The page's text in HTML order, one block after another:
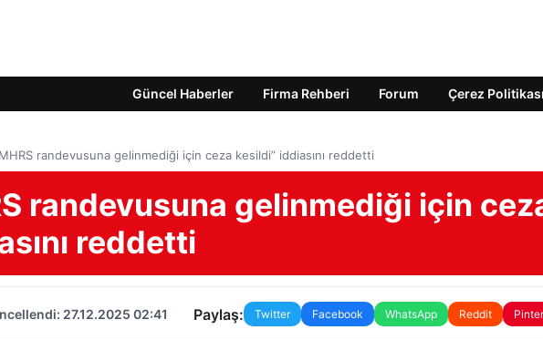
Güncel Haberler Firma Rehberi Forum Çerez Politikası
randevusuna gelinmediği için ceza kesildi” iddiasını reddetti
randevusuna gelinmediği için
reddetti
27.12.2025 02:41 Paylaş: Twitter Facebook WhatsApp Reddit